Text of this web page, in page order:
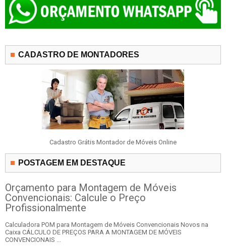
CADASTRO DE MONTADORES
Cadastro Grátis Montador de Móveis Online
POSTAGEM EM DESTAQUE
Orçamento para Montagem de Móveis
Convencionais: Calcule o Preço
Profissionalmente
Calculadora POM para Montagem de Móveis Convencionais Novos na
Caixa CÁLCULO DE PREÇOS PARA A MONTAGEM DE MÓVEIS
CONVENCIONAIS ...